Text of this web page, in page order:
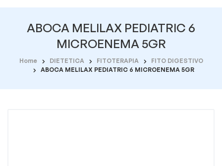
ABOCA MELILAX PEDIATRIC 6
MICROENEMA 5GR
Home DIETETICA FITOTERAPIA
FITO DIGESTIVO
ABOCA MELILAX PEDIATRIC 6 MICROENEMA 5GR